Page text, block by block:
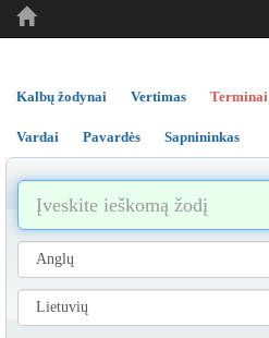
Kalbų žodynai Vertimas Terminai
Vardai Pavardės Sapnininkas